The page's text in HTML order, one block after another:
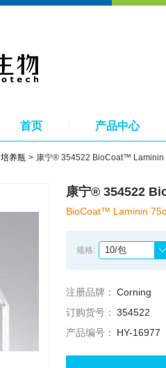
首页 产品中心
培养瓶 康宁® 354522 BioCoat™ Laminin
康宁® 354522
BioCoat™ Laminin
规格: 10/包
注册品牌： Corning
订购货号： 354522
产品编号：
HY-16977